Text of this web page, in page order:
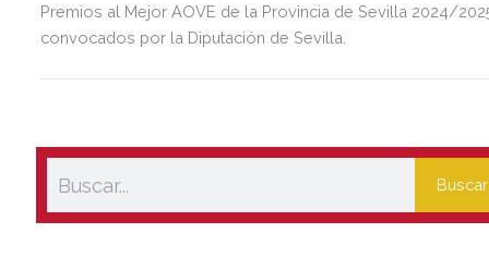
Premios al Mejor AOVE de la Provincia de Sevilla 2024/
convocados por la Diputación de Sevilla.
Buscar